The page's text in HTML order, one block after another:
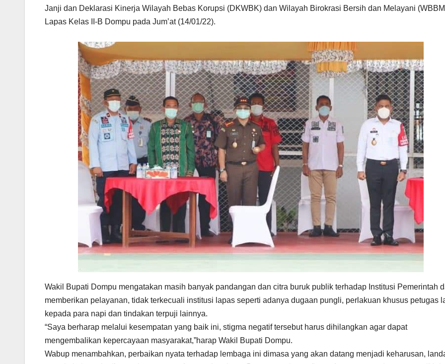
Janji dan Deklarasi Kinerja Wilayah Bebas Korupsi (DKWBK) dan Wilayah Birokrasi Bersih dan Melayani
Lapas Kelas II-B Dompu pada Jum’at (14/01/22).
Wakil Bupati Dompu mengatakan masih banyak pandangan dan citra buruk publik terhadap Institusi Pemerintah
memberikan pelayanan, tidak terkecuali institusi lapas seperti adanya dugaan pungli, perlakuan khusus petugas
kepada para napi dan tindakan terpuji lainnya.
“Saya berharap melalui kesempatan yang baik ini, stigma negatif tersebut harus dihilangkan agar dapat
mengembalikan kepercayaan masyarakat,”harap Wakil Bupati Dompu.
Wabup menambahkan, perbaikan nyata terhadap lembaga ini dimasa yang akan datang menjadi keharusan,